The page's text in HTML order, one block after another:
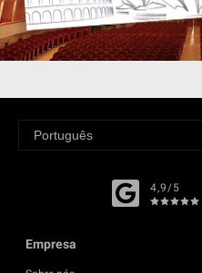
4,9/5
Empresa